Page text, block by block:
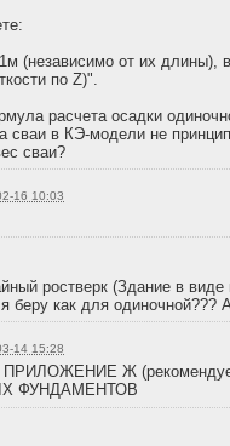
(независимо от их длины),
по Z)".
расчета осадки
сваи в КЭ-модели не
сваи?
16 10:03
ростверк (Здание в
беру как для
14 15:28
ПРИЛОЖЕНИЕ Ж
ФУНДАМЕНТОВ